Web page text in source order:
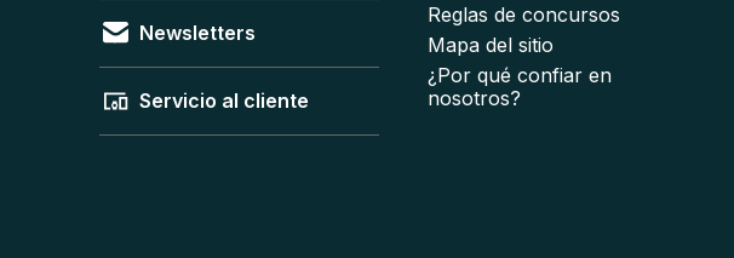
Newsletters
Servicio al cliente
Reglas de concursos
Mapa del sitio
¿Por qué confiar en
nosotros?